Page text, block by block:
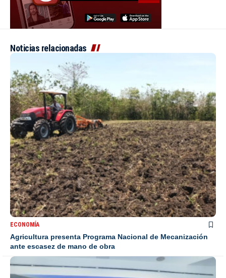
Noticias relacionadas
ECONOMÍA
Agricultura presenta Programa Nacional de Mecanización
ante escasez de mano de obra